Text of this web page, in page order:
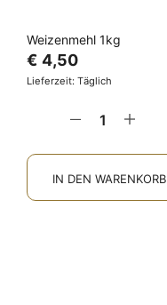
Weizenmehl 1kg
€ 4,50
Lieferzeit: Täglich
IN DEN WARENKORB